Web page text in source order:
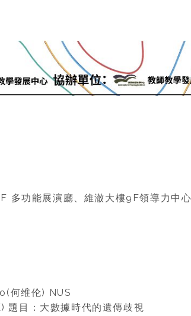
多功能展演廳、維澈大樓9F領導力中
何维伦) NUS
題目：大數據時代的遺傳歧視